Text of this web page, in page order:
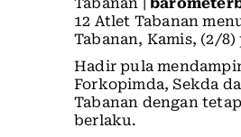
12 Atlet Tabanan
Tabanan, Kamis, (2/8)
Hadir pula
Forkopimda, Sekda
Tabanan dengan
berlaku.